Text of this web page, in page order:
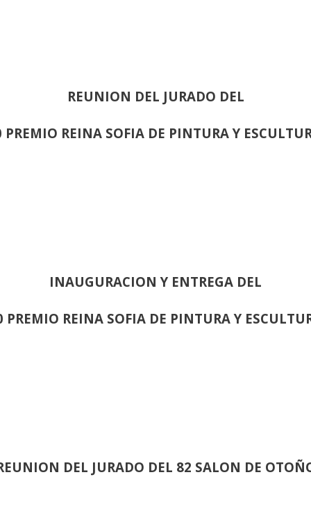
REUNION DEL JURADO DEL
PREMIO REINA SOFIA DE PINTURA Y
INAUGURACION Y ENTREGA DEL
PREMIO REINA SOFIA DE PINTURA Y
DEL JURADO DEL 82 SALON DE